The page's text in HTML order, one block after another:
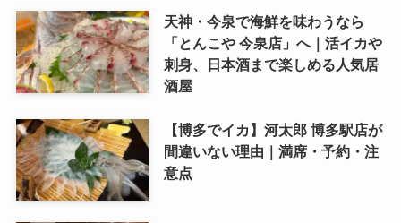
天神・今泉で海鮮を味わうなら
「とんこや 今泉店」へ｜活イカや
刺身、日本酒まで楽しめる人気居
酒屋
【博多でイカ】河太郎 博多駅店が
間違いない理由｜満席・予約・注
意点